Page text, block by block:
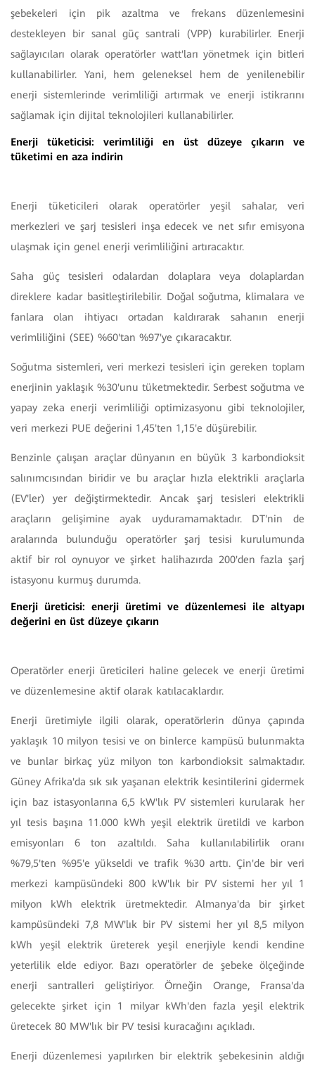
şebekeleri için pik azaltma ve frekans düzenlemesini
destekleyen bir sanal güç santrali (VPP) kurabilirler. Enerji
sağlayıcıları olarak operatörler watt'ları yönetmek için bitleri
kullanabilirler. Yani, hem geleneksel hem de yenilenebilir
enerji sistemlerinde verimliliği artırmak ve enerji istikrarını
sağlamak için dijital teknolojileri kullanabilirler.
Enerji tüketicisi: verimliliği en üst düzeye çıkarın ve
tüketimi en aza indirin
Enerji tüketicileri olarak operatörler yeşil sahalar, veri
merkezleri ve şarj tesisleri inşa edecek ve net sıfır emisyona
ulaşmak için genel enerji verimliliğini artıracaktır.
Saha güç tesisleri odalardan dolaplara veya dolaplardan
direklere kadar basitleştirilebilir. Doğal soğutma, klimalara ve
fanlara olan ihtiyacı ortadan kaldırarak sahanın enerji
verimliliğini (SEE) %60'tan %97'ye çıkaracaktır.
Soğutma sistemleri, veri merkezi tesisleri için gereken toplam
enerjinin yaklaşık %30'unu tüketmektedir. Serbest soğutma ve
yapay zeka enerji verimliliği optimizasyonu gibi teknolojiler,
veri merkezi PUE değerini 1,45'ten 1,15'e düşürebilir.
Benzinle çalışan araçlar dünyanın en büyük 3 karbondioksit
salınımcısından biridir ve bu araçlar hızla elektrikli araçlarla
(EV'ler) yer değiştirmektedir. Ancak şarj tesisleri elektrikli
araçların gelişimine ayak uyduramamaktadır. DT'nin de
aralarında bulunduğu operatörler şarj tesisi kurulumunda
aktif bir rol oynuyor ve şirket halihazırda 200'den fazla şarj
istasyonu kurmuş durumda.
Enerji üreticisi: enerji üretimi ve düzenlemesi ile altyapı
değerini en üst düzeye çıkarın
Operatörler enerji üreticileri haline gelecek ve enerji üretimi
ve düzenlemesine aktif olarak katılacaklardır.
Enerji üretimiyle ilgili olarak, operatörlerin dünya çapında
yaklaşık 10 milyon tesisi ve on binlerce kampüsü bulunmakta
ve bunlar birkaç yüz milyon ton karbondioksit salmaktadır.
Güney Afrika'da sık sık yaşanan elektrik kesintilerini gidermek
için baz istasyonlarına 6,5 kW'lık PV sistemleri kurularak her
yıl tesis başına 11.000 kWh yeşil elektrik üretildi ve karbon
emisyonları 6 ton azaltıldı. Saha kullanılabilirlik oranı
%79,5'ten %95'e yükseldi ve trafik %30 arttı. Çin'de bir veri
merkezi kampüsündeki 800 kW'lık bir PV sistemi her yıl 1
milyon kWh elektrik üretmektedir. Almanya'da bir şirket
kampüsündeki 7,8 MW'lık bir PV sistemi her yıl 8,5 milyon
kWh yeşil elektrik üreterek yeşil enerjiyle kendi kendine
yeterlilik elde ediyor. Bazı operatörler de şebeke ölçeğinde
enerji santralleri geliştiriyor. Örneğin Orange, Fransa'da
gelecekte şirket için 1 milyar kWh'den fazla yeşil elektrik
üretecek 80 MW'lık bir PV tesisi kuracağını açıkladı.
Enerji düzenlemesi yapılırken bir elektrik şebekesinin aldığı